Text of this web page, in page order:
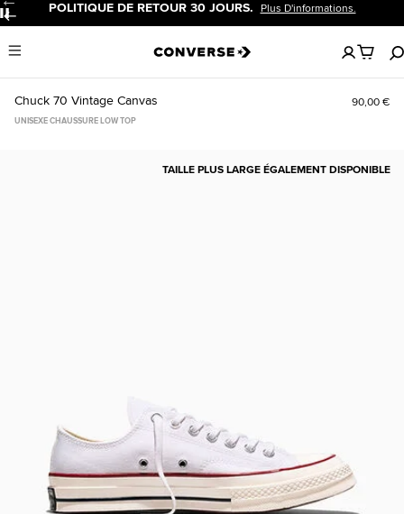
Pause POLITIQUE DE RETOUR 30 JOURS. Plus D'informations.
Menu
Aucun
articles
dans
panier
Chuck 70 Vintage Canvas 90,00 €
UNISEXE CHAUSSURE LOW TOP
TAILLE PLUS LARGE ÉGALEMENT DISPONIBLE